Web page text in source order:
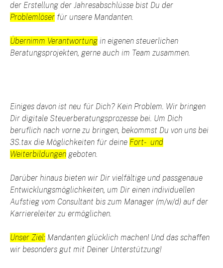
der Erstellung der Jahresabschlüsse bist Du der
Problemlöser für unsere Mandanten.
Übernimm Verantwortung in eigenen steuerlichen
Beratungsprojekten, gerne auch im Team zusammen.
Einiges davon ist neu für Dich? Kein Problem. Wir bringen
Dir digitale Steuerberatungsprozesse bei. Um Dich
beruflich nach vorne zu bringen, bekommst Du von uns bei
3S.tax die Möglichkeiten für deine Fort- und
Weiterbildungen geboten.
Darüber hinaus bieten wir Dir vielfältige und passgenaue
Entwicklungsmöglichkeiten, um Dir einen individuellen
Aufstieg vom Consultant bis zum Manager (m/w/d) auf der
Karriereleiter zu ermöglichen.
Unser Ziel: Mandanten glücklich machen! Und das schaffen
wir besonders gut mit Deiner Unterstützung!